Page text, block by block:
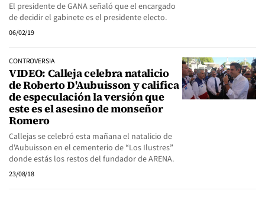
El presidente de GANA señaló que el encargado
de decidir el gabinete es el presidente electo.
06/02/19
CONTROVERSIA
VIDEO: Calleja celebra natalicio
de Roberto D'Aubuisson y califica
de especulación la versión que
este es el asesino de monseñor
Romero
Callejas se celebró esta mañana el natalicio de
d'Aubuisson en el cementerio de “Los Ilustres”
donde estás los restos del fundador de ARENA.
23/08/18